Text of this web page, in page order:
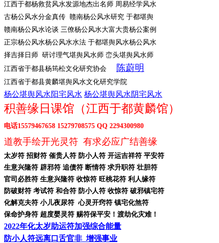
江西于都杨救贫风水发源地杰出名师 周易经学风水
古杨公风水分金真传 赣南杨公风水研究 于都堪舆
赣南杨公风水论谈 三僚杨公风水大富大贵杨公案例
正宗杨公风水杨公风水水法 于都堪舆风水杨公风水
择吉择日师 研讨理气堪舆风水师 峦头堪舆风水师
江西省于都县杨筠松文化研究协会
陈蔚明
江西省于都县黄麟堪舆风水文化研究学院
杨公堪舆风水阳宅风水 杨公堪舆风水阴宅风水
积善缘日课馆（江西于都黄麟馆）
电话15579467658 15279708575 QQ 2294300980
道教手绘开光灵符 有求必应广结善缘
太岁符 招财符 催贵人符 防小人符 开运吉祥符 平安符
生意兴隆符 辟邪符 追债符 断情符 求升职符 壮胆符
官司必胜符 生意兴隆符 收惊符 旺桃花符 利人缘符
防破财符 考试符 和合符 防小人符 收惊符 破邪镇宅符
化解克夫符 小儿夜尿符 心灵开窍符 镇宅化煞符
保命护身符 超度婴灵符 赐符保平安！渡劫化灾难！
2022年化太岁助运符加强综合能量
防小人符远离口舌官非 增强事业